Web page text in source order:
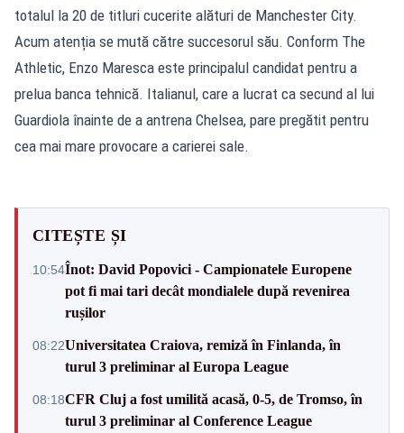
totalul la 20 de titluri cucerite alături de Manchester City.
Acum atenția se mută către succesorul său. Conform The
Athletic, Enzo Maresca este principalul candidat pentru a
prelua banca tehnică. Italianul, care a lucrat ca secund al lui
Guardiola înainte de a antrena Chelsea, pare pregătit pentru
cea mai mare provocare a carierei sale.
CITEȘTE ȘI
10:54Înot: David Popovici - Campionatele Europene
pot fi mai tari decât mondialele după revenirea
rușilor
08:22Universitatea Craiova, remiză în Finlanda, în
turul 3 preliminar al Europa League
08:18CFR Cluj a fost umilită acasă, 0-5, de Tromso, în
turul 3 preliminar al Conference League